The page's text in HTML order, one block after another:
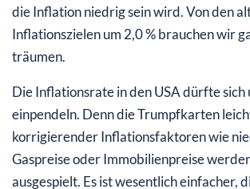
die Inflation niedrig sein wird. Von den
Inflationszielen um 2,0 % brauchen wir
träumen.
Die Inflationsrate in den USA dürfte sich
einpendeln. Denn die Trumpfkarten
korrigierender Inflationsfaktoren wie
Gaspreise oder Immobilienpreise
ausgespielt. Es ist wesentlich einfacher,